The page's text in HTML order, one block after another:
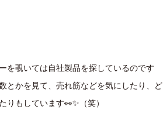
を覗いては自社製品を探しているのです
とかを見て、売れ筋などを気にしたり、ど
もしています👀✨（笑）